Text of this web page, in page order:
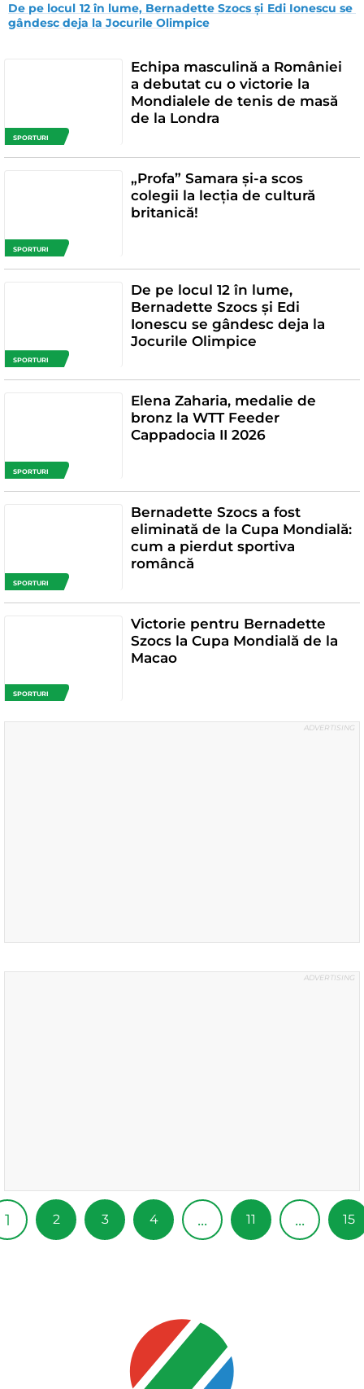
De pe locul 12 în lume, Bernadette Szocs și Edi Ionescu se
gândesc deja la Jocurile Olimpice
SPORTURI
Echipa masculină a României
a debutat cu o victorie la
Mondialele de tenis de masă
de la Londra
SPORTURI
„Profa” Samara și-a scos
colegii la lecția de cultură
britanică!
SPORTURI
De pe locul 12 în lume,
Bernadette Szocs și Edi
Ionescu se gândesc deja la
Jocurile Olimpice
SPORTURI
Elena Zaharia, medalie de
bronz la WTT Feeder
Cappadocia II 2026
SPORTURI
Bernadette Szocs a fost
eliminată de la Cupa Mondială:
cum a pierdut sportiva
româncă
SPORTURI
Victorie pentru Bernadette
Szocs la Cupa Mondială de la
Macao
1 2 3 4 ... 11 ... 15